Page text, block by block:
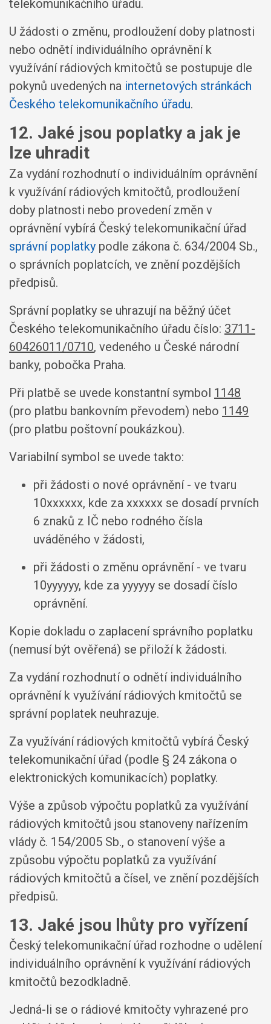
telekomunikačního úřadu.
U žádosti o změnu, prodloužení doby platnosti
nebo odnětí individuálního oprávnění k
využívání rádiových kmitočtů se postupuje dle
pokynů uvedených na internetových stránkách
Českého telekomunikačního úřadu.
12. Jaké jsou poplatky a jak je
lze uhradit
Za vydání rozhodnutí o individuálním oprávnění
k využívání rádiových kmitočtů, prodloužení
doby platnosti nebo provedení změn v
oprávnění vybírá Český telekomunikační úřad
správní poplatky podle zákona č. 634/2004 Sb.,
o správních poplatcích, ve znění pozdějších
předpisů.
Správní poplatky se uhrazují na běžný účet
Českého telekomunikačního úřadu číslo: 3711-
60426011/0710, vedeného u České národní
banky, pobočka Praha.
Při platbě se uvede konstantní symbol 1148
(pro platbu bankovním převodem) nebo 1149
(pro platbu poštovní poukázkou).
Variabilní symbol se uvede takto:
při žádosti o nové oprávnění - ve tvaru
10xxxxxx, kde za xxxxxx se dosadí prvních
6 znaků z IČ nebo rodného čísla
uváděného v žádosti,
při žádosti o změnu oprávnění - ve tvaru
10yyyyyy, kde za yyyyyy se dosadí číslo
oprávnění.
Kopie dokladu o zaplacení správního poplatku
(nemusí být ověřená) se přiloží k žádosti.
Za vydání rozhodnutí o odnětí individuálního
oprávnění k využívání rádiových kmitočtů se
správní poplatek neuhrazuje.
Za využívání rádiových kmitočtů vybírá Český
telekomunikační úřad (podle § 24 zákona o
elektronických komunikacích) poplatky.
Výše a způsob výpočtu poplatků za využívání
rádiových kmitočtů jsou stanoveny nařízením
vlády č. 154/2005 Sb., o stanovení výše a
způsobu výpočtu poplatků za využívání
rádiových kmitočtů a čísel, ve znění pozdějších
předpisů.
13. Jaké jsou lhůty pro vyřízení
Český telekomunikační úřad rozhodne o udělení
individuálního oprávnění k využívání rádiových
kmitočtů bezodkladně.
Jedná-li se o rádiové kmitočty vyhrazené pro